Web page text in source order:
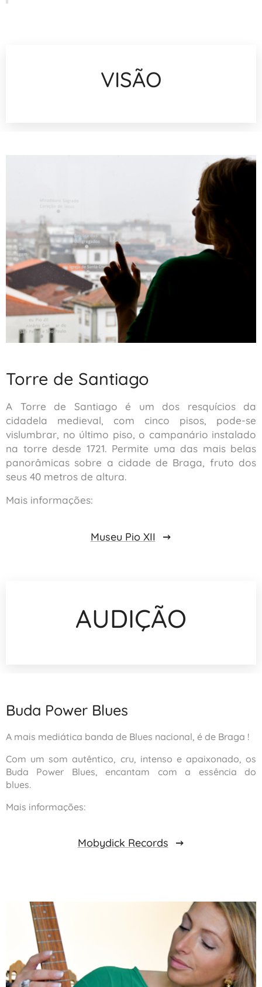
VISÃO
Torre de Santiago
A Torre de Santiago é um dos resquícios da
cidadela medieval, com cinco pisos, pode-se
vislumbrar, no último piso, o campanário instalado
na torre desde 1721. Permite uma das mais belas
panorâmicas sobre a cidade de Braga, fruto dos
seus 40 metros de altura.
Mais informações:
Museu Pio XII
AUDIÇÃO
Buda Power Blues
A mais mediática banda de Blues nacional, é de Braga !
Com um som autêntico, cru, intenso e apaixonado, os
Buda Power Blues, encantam com a essência do
blues. 🎼
Mais informações:
Mobydick Records